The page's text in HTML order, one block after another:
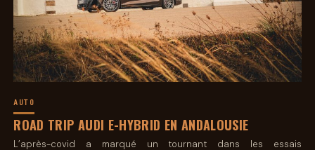
AUTO
ROAD TRIP AUDI E-HYBRID EN ANDALOUSIE
L’après-covid a marqué un tournant dans les essais